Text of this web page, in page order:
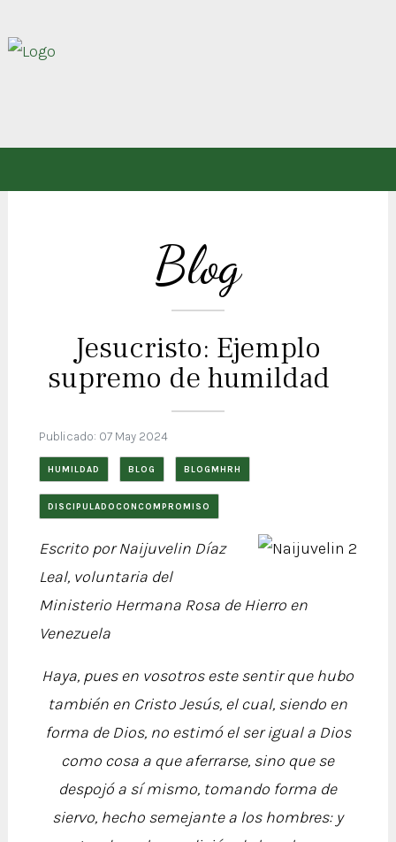
Blog
Jesucristo: Ejemplo
supremo de humildad
Publicado: 07 May 2024
HUMILDAD BLOG BLOGMHRH
DISCIPULADOCONCOMPROMISO
Escrito por Naijuvelin Díaz
Leal, voluntaria del
Ministerio Hermana Rosa de Hierro en
Venezuela
Haya, pues en vosotros este sentir que hubo
también en Cristo Jesús, el cual, siendo en
forma de Dios, no estimó el ser igual a Dios
como cosa a que aferrarse, sino que se
despojó a sí mismo, tomando forma de
siervo, hecho semejante a los hombres: y